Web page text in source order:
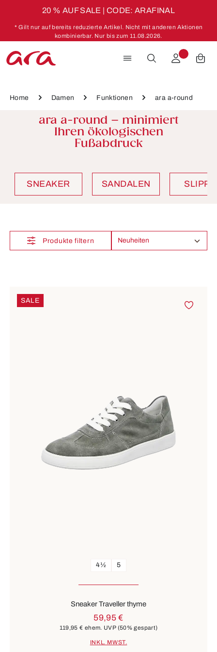
20 % AUF SALE | CODE: ARAFINAL
* Gilt nur auf bereits reduzierte Artikel. Nicht mit anderen Aktionen
kombinierbar. Nur bis zum 11.08.2026.
Home Damen Funktionen ara a-round
ara a-round – minimiert
Ihren ökologischen
Fußabdruck
SNEAKER SANDALEN
Produkte filtern
SALE
4½ 5
Sneaker Traveller thyme
59,95 €
119,95 € ehem. UVP (50% gespart)
INKL. MWST.